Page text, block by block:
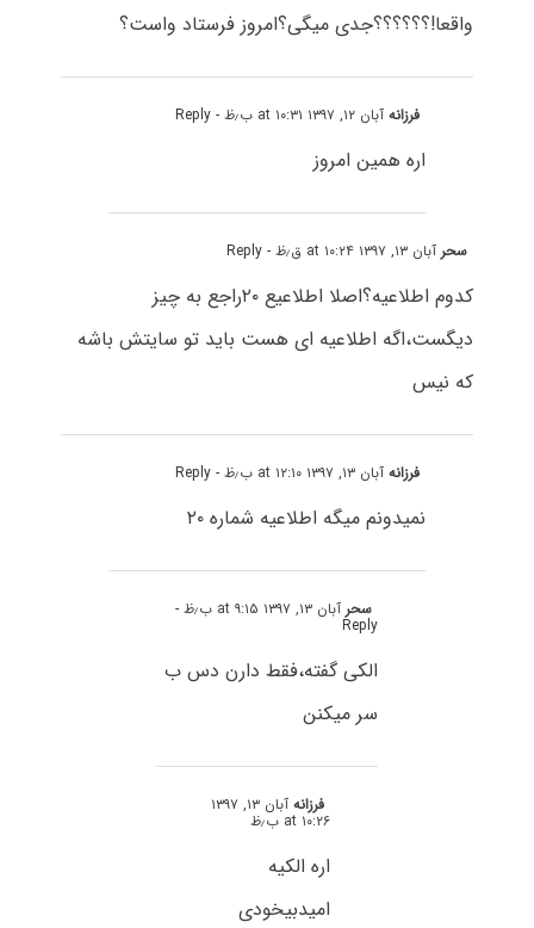
واقعا!؟؟؟؟؟؟جدی میگی؟امروز فرستاد واست؟
فرزانهآبان ۱۲, ۱۳۹۷ at ۱۰:۳۱ ب٫ظ - Reply
اره همین امروز
سحرآبان ۱۳, ۱۳۹۷ at ۱۰:۲۴ ق٫ظ - Reply
کدوم اطلاعیه؟اصلا اطلاعیع ۲۰راجع به چیز
دیگست،اگه اطلاعیه ای هست باید تو سایتش باشه
که نیس
فرزانهآبان ۱۳, ۱۳۹۷ at ۱۲:۱۰ ب٫ظ - Reply
نمیدونم میگه اطلاعیه شماره ۲۰
سحرآبان ۱۳, ۱۳۹۷ at ۹:۱۵ ب٫ظ -
Reply
الکی گفته،فقط دارن دس ب
سر میکنن
فرزانه آبان ۱۳, ۱۳۹۷
at ۱۰:۲۶ ب٫ظ
اره الکیه
امیدبیخودی